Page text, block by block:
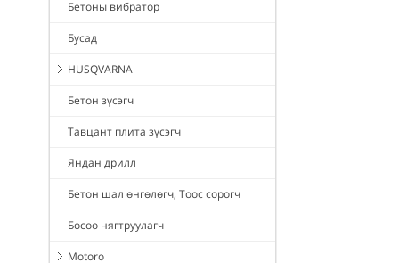
Бетоны вибратор
Бусад
HUSQVARNA
Бетон зүсэгч
Тавцант плита зүсэгч
Яндан дрилл
Бетон шал өнгөлөгч, Тоос сорогч
Босоо нягтруулагч
Motoro